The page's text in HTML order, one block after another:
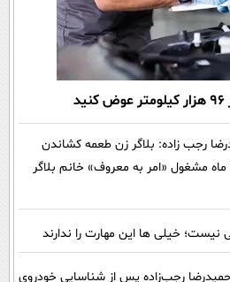
رجب زاده: بلاگر زن طعمه کشاندن
مداح به قرار مرگ/ رجب زاده 6 ماه مشغول «امر به معروف» خانم بلاگر
نیست؛ خیلی ها این مهارت را ندارند
رجب‌زاده پس از شناسایی خودروی